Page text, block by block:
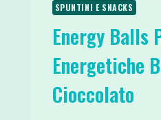
SPUNTINI E SNACKS
Energy Balls
Energetiche
Cioccolato